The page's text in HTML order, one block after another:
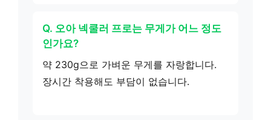
Q. 오아 넥쿨러 프로는 무게가 어느 정도
인가요?
약 230g으로 가벼운 무게를 자랑합니다.
장시간 착용해도 부담이 없습니다.